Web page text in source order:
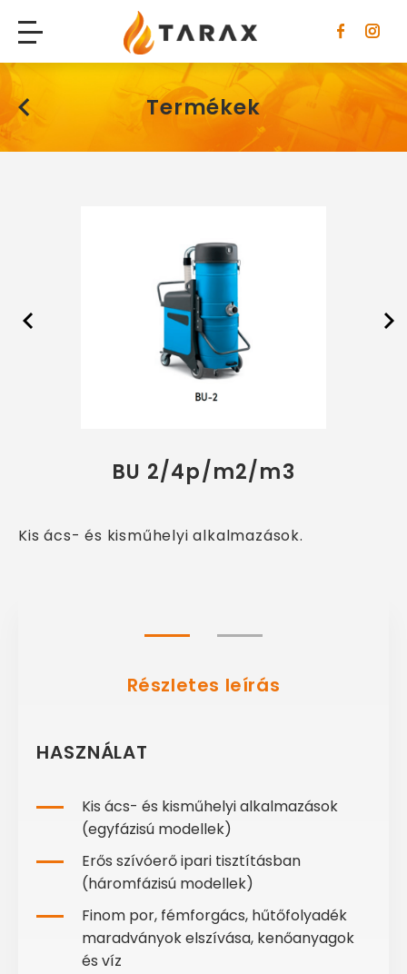
Tarax
Termékek
BU 2/4p/m2/m3
Kis ács- és kisműhelyi alkalmazások.
Részletes leírás
HASZNÁLAT
Kis ács- és kisműhelyi alkalmazások
(egyfázisú modellek)
Erős szívóerő ipari tisztításban
(háromfázisú modellek)
Finom por, fémforgács, hűtőfolyadék
maradványok elszívása, kenőanyagok
és víz